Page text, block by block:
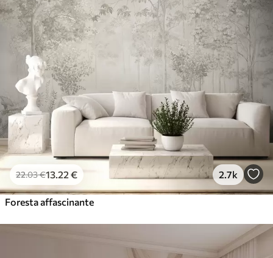
22.03€13 .22 € 2.7k
Foresta affascinante